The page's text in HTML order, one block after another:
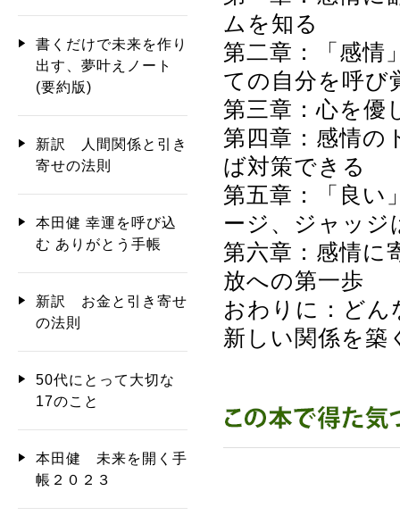
ムを知る
第二章：「感情
ての自分を呼び
第三章：心を優
第四章：感情
ば対策できる
第五章：「良い
ージ、ジャッジ
第六章：感情に
放への第一歩
おわりに：ど
新しい関係を築
書くだけで未来を作り
出す、夢叶えノート
(要約版)
新訳 人間関係と引き
寄せの法則
本田健 幸運を呼び込
む ありがとう手帳
新訳 お金と引き寄せ
の法則
50代にとって大切な
17のこと
本田健 未来を開く手
帳２０２３